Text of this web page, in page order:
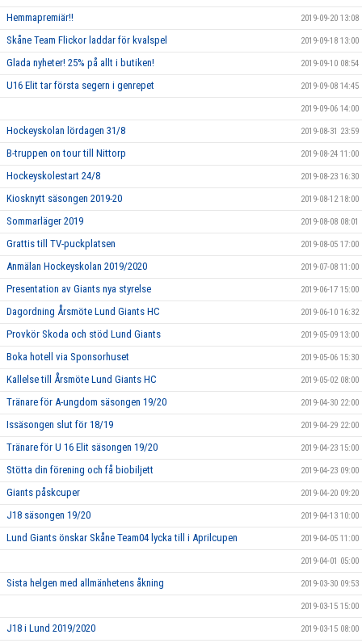
Hemmapremiär!! 2019-09-20 13:08
Skåne Team Flickor laddar för kvalspel 2019-09-18 13:00
Glada nyheter! 25% på allt i butiken! 2019-09-10 08:54
U16 Elit tar första segern i genrepet 2019-09-08 14:45
2019-09-06 14:00
Hockeyskolan lördagen 31/8 2019-08-31 23:59
B-truppen on tour till Nittorp 2019-08-24 11:00
Hockeyskolestart 24/8 2019-08-23 16:30
Kiosknytt säsongen 2019-20 2019-08-12 18:00
Sommarläger 2019 2019-08-08 08:01
Grattis till TV-puckplatsen 2019-08-05 17:00
Anmälan Hockeyskolan 2019/2020 2019-07-08 11:00
Presentation av Giants nya styrelse 2019-06-17 15:00
Dagordning Årsmöte Lund Giants HC 2019-06-10 16:32
Provkör Skoda och stöd Lund Giants 2019-05-09 13:00
Boka hotell via Sponsorhuset 2019-05-06 15:30
Kallelse till Årsmöte Lund Giants HC 2019-05-02 08:00
Tränare för A-ungdom säsongen 19/20 2019-04-30 22:00
Issäsongen slut för 18/19 2019-04-29 22:00
Tränare för U 16 Elit säsongen 19/20 2019-04-23 15:00
Stötta din förening och få biobiljett 2019-04-23 09:00
Giants påskcuper 2019-04-20 09:20
J18 säsongen 19/20 2019-04-13 10:00
Lund Giants önskar Skåne Team04 lycka till i Aprilcupen 2019-04-05 11:00
2019-04-01 05:00
Sista helgen med allmänhetens åkning 2019-03-30 09:53
2019-03-15 15:00
J18 i Lund 2019/2020 2019-03-15 08:00